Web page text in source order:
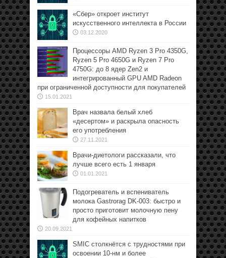
«Сбер» откроет институт
искусственного интеллекта в России
03.12.2020
Процессоры AMD Ryzen 3 Pro 4350G,
Ryzen 5 Pro 4650G и Ryzen 7 Pro
4750G: до 8 ядер Zen2 и
интегрированный GPU AMD Radeon
при ограниченной доступности для покупателей
15.01.2021
Врач назвала белый хлеб
«десертом» и раскрыла опасность
его употребления
27.11.2021
Врачи-диетологи рассказали, что
лучше всего есть 1 января
01.01.2021
Подогреватель и вспениватель
молока Gastrorag DK-003: быстро и
просто приготовит молочную пену
для кофейных напитков
20.09.2021
SMIC столкнётся с трудностями при
освоении 10-нм и более